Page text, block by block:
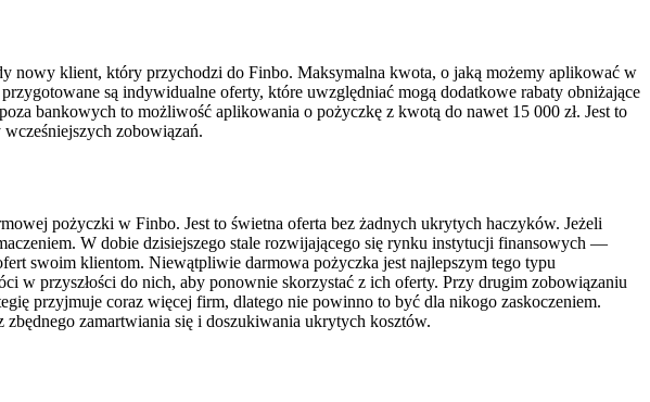
nowy klient, który przychodzi do Finbo. Maksymalna kwota, o jaką możemy aplikować w
są indywidualne oferty, które uwzględniać mogą dodatkowe rabaty obniżające
bankowych to możliwość aplikowania o pożyczkę z kwotą do nawet 15 000 zł. Jest to
zobowiązań.
pożyczki w Finbo. Jest to świetna oferta bez żadnych ukrytych haczyków. Jeżeli
W dobie dzisiejszego stale rozwijającego się rynku instytucji finansowych —
swoim klientom. Niewątpliwie darmowa pożyczka jest najlepszym tego typu
w przyszłości do nich, aby ponownie skorzystać z ich oferty. Przy drugim zobowiązaniu
przyjmuje coraz więcej firm, dlatego nie powinno to być dla nikogo zaskoczeniem.
zamartwiania się i doszukiwania ukrytych kosztów.